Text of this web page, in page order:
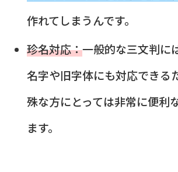
作れてしまうんです。
珍名対応：一般的な三文判に
名字や旧字体にも対応できる
殊な方にとっては非常に便利
ます。